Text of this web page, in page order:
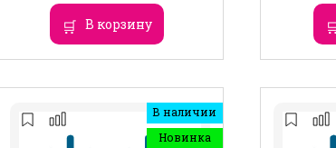
В корзину
В наличии
Новинка